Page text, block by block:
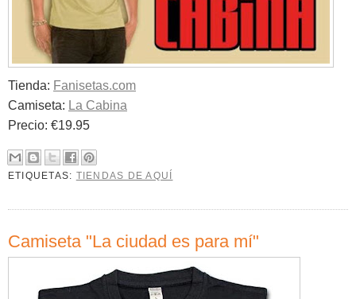
Tienda: Fanisetas.com
Camiseta: La Cabina
Precio: €19.95
ETIQUETAS: TIENDAS DE AQUÍ
Camiseta "La ciudad es para mí"